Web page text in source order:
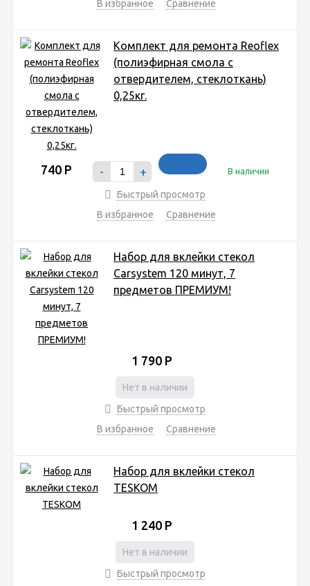
В избранное
Сравнение
Комплект для ремонта Reoflex
(полиэфирная смола с
отвердителем, стеклоткань)
0,25кг.
740 Р - + В наличии
Быстрый просмотр
В избранное
Сравнение
Набор для вклейки стекол
Carsystem 120 минут, 7
предметов ПРЕМИУМ!
1 790 Р
Нет в наличии
Быстрый просмотр
В избранное
Сравнение
Набор для вклейки стекол
TESKOM
1 240 Р
Нет в наличии
Быстрый просмотр